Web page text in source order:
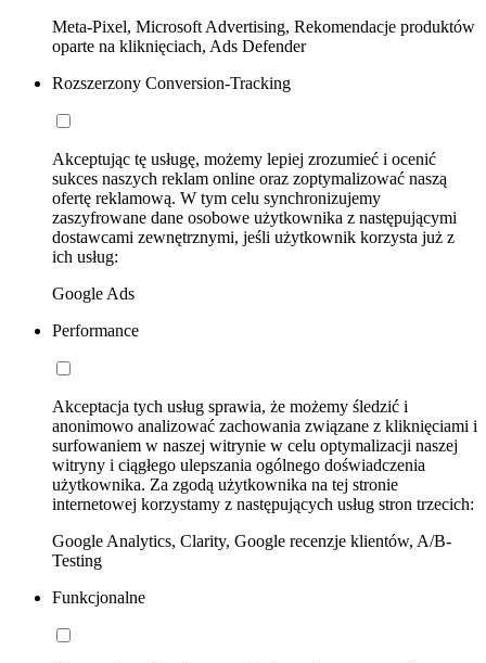
Meta-Pixel, Microsoft Advertising, Rekomendacje produktów
oparte na kliknięciach, Ads Defender
Rozszerzony Conversion-Tracking
Akceptując tę usługę, możemy lepiej zrozumieć i ocenić
sukces naszych reklam online oraz zoptymalizować naszą
ofertę reklamową. W tym celu synchronizujemy
zaszyfrowane dane osobowe użytkownika z następującymi
dostawcami zewnętrznymi, jeśli użytkownik korzysta już z
ich usług:
Google Ads
Performance
Akceptacja tych usług sprawia, że możemy śledzić i
anonimowo analizować zachowania związane z kliknięciami i
surfowaniem w naszej witrynie w celu optymalizacji naszej
witryny i ciągłego ulepszania ogólnego doświadczenia
użytkownika. Za zgodą użytkownika na tej stronie
internetowej korzystamy z następujących usług stron trzecich:
Google Analytics, Clarity, Google recenzje klientów, A/B-
Testing
Funkcjonalne